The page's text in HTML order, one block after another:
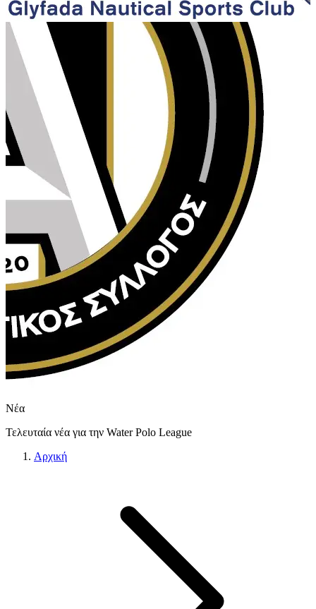
Νέα
Τελευταία νέα για την Water Polo League
Αρχική